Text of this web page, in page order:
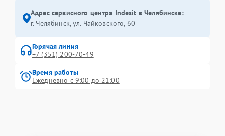
Адрес сервисного центра Indesit в Челябинске:
г. Челябинск, ул. Чайковского, 60
Горячая линия
+7 (351) 200-70-49
Время работы
Ежедневно с 9:00 до 21:00